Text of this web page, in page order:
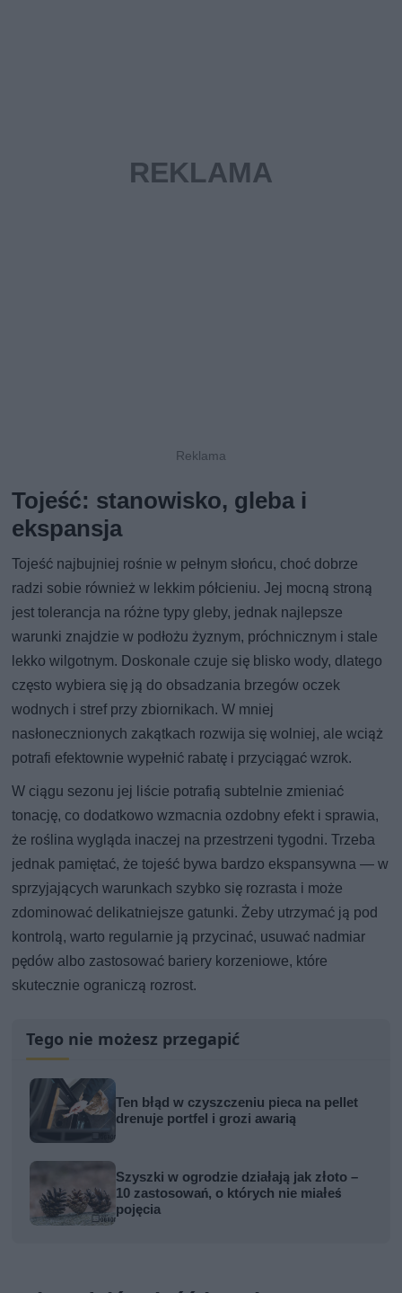
Tojeść: stanowisko, gleba i
ekspansja
Tojeść najbujniej rośnie w pełnym słońcu, choć dobrze
radzi sobie również w lekkim półcieniu. Jej mocną stroną
jest tolerancja na różne typy gleby, jednak najlepsze
warunki znajdzie w podłożu żyznym, próchnicznym i stale
lekko wilgotnym. Doskonale czuje się blisko wody, dlatego
często wybiera się ją do obsadzania brzegów oczek
wodnych i stref przy zbiornikach. W mniej
nasłonecznionych zakątkach rozwija się wolniej, ale wciąż
potrafi efektownie wypełnić rabatę i przyciągać wzrok.
W ciągu sezonu jej liście potrafią subtelnie zmieniać
tonację, co dodatkowo wzmacnia ozdobny efekt i sprawia,
że roślina wygląda inaczej na przestrzeni tygodni. Trzeba
jednak pamiętać, że tojeść bywa bardzo ekspansywna — w
sprzyjających warunkach szybko się rozrasta i może
zdominować delikatniejsze gatunki. Żeby utrzymać ją pod
kontrolą, warto regularnie ją przycinać, usuwać nadmiar
pędów albo zastosować bariery korzeniowe, które
skutecznie ograniczą rozrost.
Tego nie możesz przegapić
Ten błąd w czyszczeniu pieca na pellet
drenuje portfel i grozi awarią
Szyszki w ogrodzie działają jak złoto –
10 zastosowań, o których nie miałeś
pojęcia